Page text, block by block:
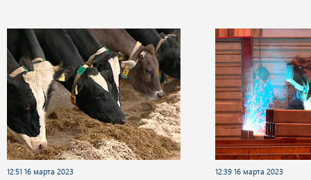
12:51 16 марта 2023 12:39 16 марта 2023